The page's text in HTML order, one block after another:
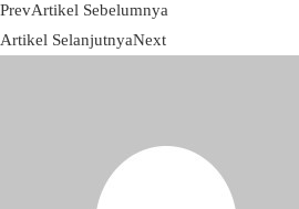
PrevArtikel Sebelumnya
Artikel SelanjutnyaNext